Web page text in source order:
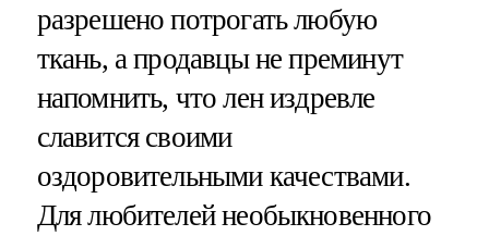
разрешено потрогать любую
ткань, а продавцы не преминут
напомнить, что лен издревле
славится своими
оздоровительными качествами.
Для любителей необыкновенного